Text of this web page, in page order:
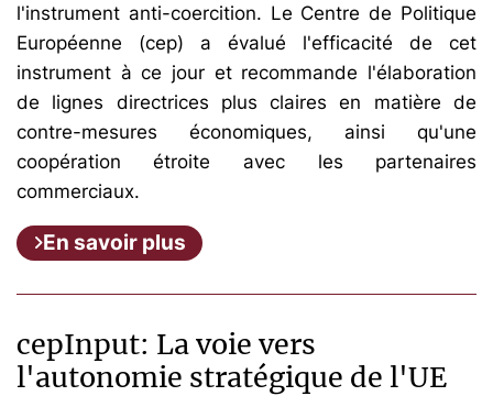
l'instrument anti-coercition. Le Centre de Politique
Européenne (cep) a évalué l'efficacité de cet
instrument à ce jour et recommande l'élaboration
de lignes directrices plus claires en matière de
contre-mesures économiques, ainsi qu'une
coopération étroite avec les partenaires
commerciaux.
En savoir plus
cepInput: La voie vers
l'autonomie stratégique de l'UE